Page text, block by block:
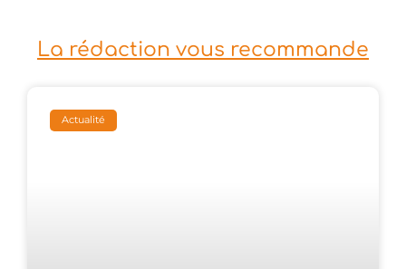
La rédaction vous recommande
Actualité